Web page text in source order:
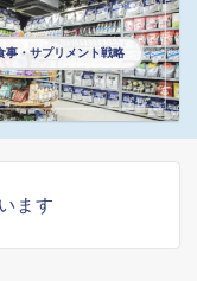
事・サプリメント戦略
ます